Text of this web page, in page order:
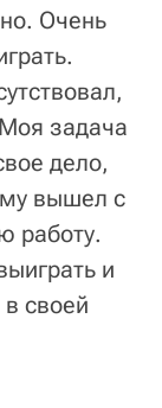
Очень
задача
дело,
вышел с
работу.
и
своей